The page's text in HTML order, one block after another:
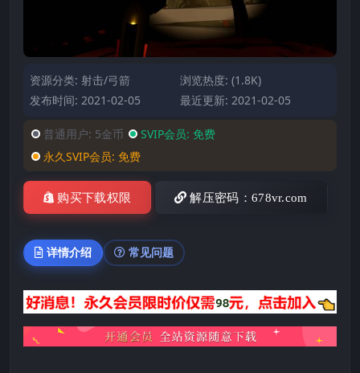
资源分类: 射击/弓箭
浏览热度: (1.8K)
发布时间: 2021-02-05
最近更新: 2021-02-05
普通用户: 5金币 SVIP会员: 免费
永久SVIP会员: 免费
购买下载权限 解压密码：678vr.com
详情介绍 常见问题